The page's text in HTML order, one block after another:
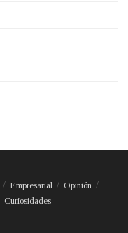
Empresarial
Opinión
Curiosidades